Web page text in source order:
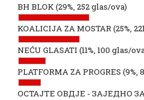
BH BLOK(29%, 252 glas/ova)
KOALICIJA ZA MOSTAR(25%,
NEĆU GLASATI (11%, 100 glas/
PLATFORMA ZA PROGRES (9%,
ОСТАЈТЕ ОВДЈЕ - ЗАЈЕДНО